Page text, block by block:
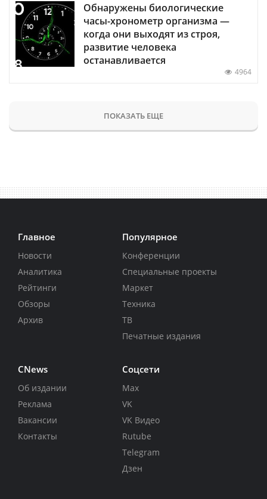
Обнаружены биологические
часы-хронометр организма —
когда они выходят из строя,
развитие человека
останавливается
4964
ПОКАЗАТЬ ЕЩЕ
Главное
Новости
Аналитика
Рейтинги
Обзоры
Архив
Популярное
Конференции
Специальные проекты
Маркет
Техника
ТВ
Печатные издания
CNews
Об издании
Реклама
Вакансии
Контакты
Соцсети
Max
VK
VK Видео
Rutube
Telegram
Дзен